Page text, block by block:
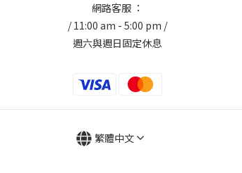
網路客服 ：
/ 11:00 am - 5:00 pm /
週六與週日固定休息
繁體中文